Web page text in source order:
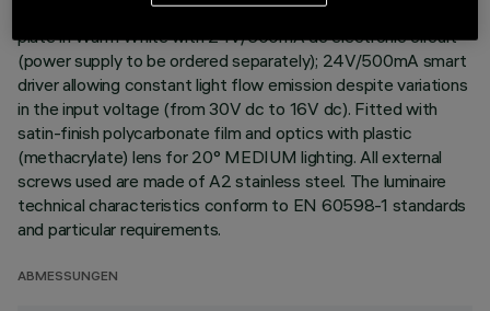
screen, fixed with silicone. Complete with multi-LED power
plate in Warm White with 24V/500mA dc electronic circuit
(power supply to be ordered separately); 24V/500mA smart
driver allowing constant light flow emission despite variations
in the input voltage (from 30V dc to 16V dc). Fitted with
satin-finish polycarbonate film and optics with plastic
(methacrylate) lens for 20° MEDIUM lighting. All external
screws used are made of A2 stainless steel. The luminaire
technical characteristics conform to EN 60598-1 standards
and particular requirements.
ABMESSUNGEN